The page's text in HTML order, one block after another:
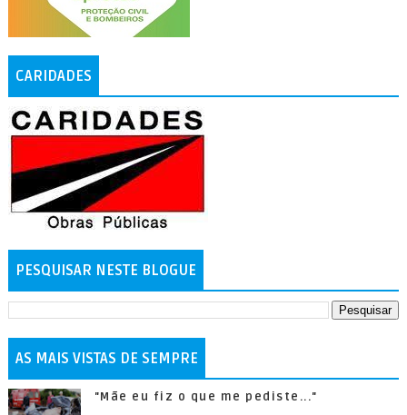
CARIDADES
PESQUISAR NESTE BLOGUE
AS MAIS VISTAS DE SEMPRE
"Mãe eu fiz o que me pediste..."